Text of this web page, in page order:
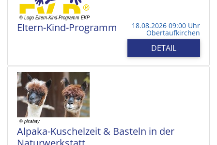
Eltern-Kind-Programm 18.08.2026 09:00 Uhr
Obertaufkirchen
DETAIL
Alpaka-Kuschelzeit & Basteln in der